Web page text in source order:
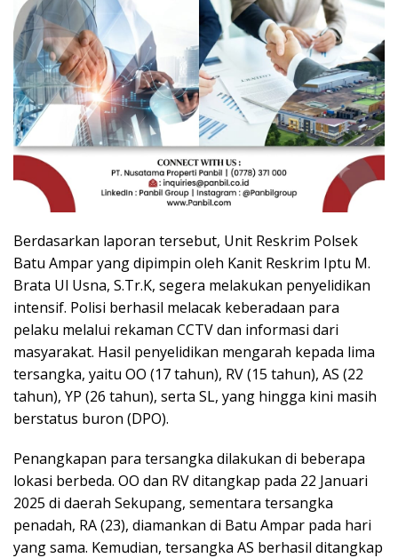
Berdasarkan laporan tersebut, Unit Reskrim Polsek
Batu Ampar yang dipimpin oleh Kanit Reskrim Iptu M.
Brata Ul Usna, S.Tr.K, segera melakukan penyelidikan
intensif. Polisi berhasil melacak keberadaan para
pelaku melalui rekaman CCTV dan informasi dari
masyarakat. Hasil penyelidikan mengarah kepada lima
tersangka, yaitu OO (17 tahun), RV (15 tahun), AS (22
tahun), YP (26 tahun), serta SL, yang hingga kini masih
berstatus buron (DPO).
Penangkapan para tersangka dilakukan di beberapa
lokasi berbeda. OO dan RV ditangkap pada 22 Januari
2025 di daerah Sekupang, sementara tersangka
penadah, RA (23), diamankan di Batu Ampar pada hari
yang sama. Kemudian, tersangka AS berhasil ditangkap